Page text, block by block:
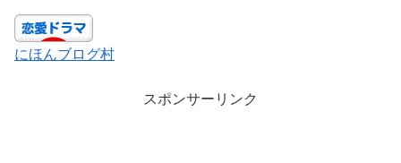
にほんブログ村
スポンサーリンク